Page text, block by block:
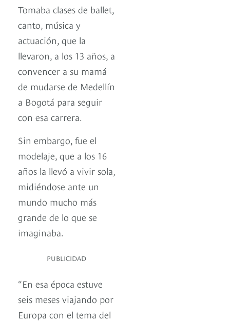
Tomaba clases de ballet,
canto, música y
actuación, que la
llevaron, a los 13 años, a
convencer a su mamá
de mudarse de Medellín
a Bogotá para seguir
con esa carrera.
Sin embargo, fue el
modelaje, que a los 16
años la llevó a vivir sola,
midiéndose ante un
mundo mucho más
grande de lo que se
imaginaba.
PUBLICIDAD
“En esa época estuve
seis meses viajando por
Europa con el tema del